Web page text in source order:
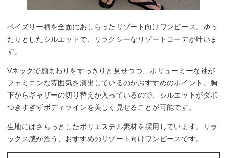
ペイズリー柄を全面にあしらったリゾート向けワンピース。ゆっ
たりとしたシルエットで、リラクシーなリゾートコーデが叶いま
す。
Vネックで顔まわりをすっきりと見せつつ、ボリューミーな袖が
フェミニンな雰囲気を演出しているのがおすすめのポイント。胸
下からギャザーの切り替えが入っているので、シルエットがダボ
つきすぎずボディラインを美しく見せることが可能です。
生地にはさらっとしたポリエステル素材を採用しています。リラ
ックス感が漂う、おすすめのリゾート向けワンピースです。